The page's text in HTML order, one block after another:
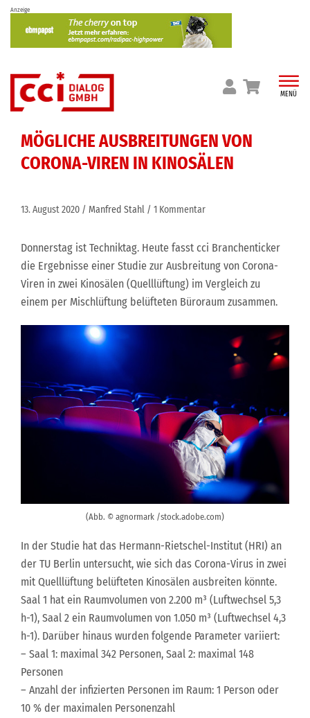
Skip
content
Anzeige
MENÜ
MÖGLICHE AUSBREITUNGEN VON
CORONA-VIREN IN KINOSÄLEN
13. August 2020 Manfred Stahl 1 Kommentar
Donnerstag ist Techniktag. Heute fasst cci Branchenticker
die Ergebnisse einer Studie zur Ausbreitung von Corona-
Viren in zwei Kinosälen (Quelllüftung) im Vergleich zu
einem per Mischlüftung belüfteten Büroraum zusammen.
(Abb. © agnormark /stock.adobe.com)
In der Studie hat das Hermann-Rietschel-Institut (HRI) an
der TU Berlin untersucht, wie sich das Corona-Virus in zwei
mit Quelllüftung belüfteten Kinosälen ausbreiten könnte.
Saal 1 hat ein Raumvolumen von 2.200 m³ (Luftwechsel 5,3
h-1), Saal 2 ein Raumvolumen von 1.050 m³ (Luftwechsel 4,3
h-1). Darüber hinaus wurden folgende Parameter variiert:
– Saal 1: maximal 342 Personen, Saal 2: maximal 148
Personen
– Anzahl der infizierten Personen im Raum: 1 Person oder
10 % der maximalen Personenzahl